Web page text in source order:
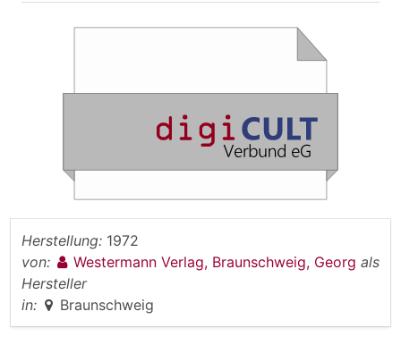
Herstellung: 1972
von:
Westermann Verlag, Braunschweig, Georg als
Hersteller
in:
Braunschweig